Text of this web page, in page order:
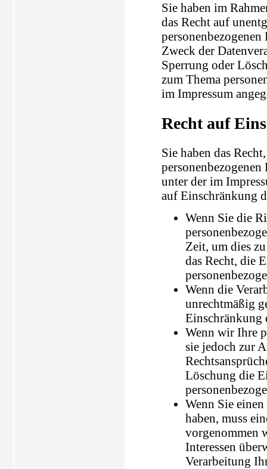
Sie haben im
das Recht auf
Zweck der
Sperrung oder
zum Thema
im Impressum
Recht auf
Sie haben das
unter der im
auf Einschränkung
Wenn Sie die
Zeit, um dies
das Recht, die
Wenn die
unrechtmäßig
Einschränkung
Wenn wir Ihre
sie jedoch zur
Löschung die
Wenn Sie
haben, muss
vorgenommen
Interessen
Verarbeitung